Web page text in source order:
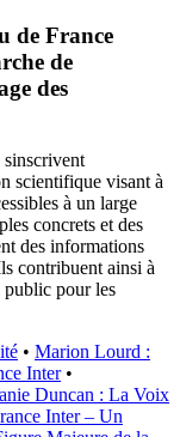
de France
de
des
sinscrivent
scientifique visant à
à un large
concrets et des
des informations
contribuent ainsi à
public pour les
• Marion Lourd :
Inter•
Duncan : La Voix
Inter – Un